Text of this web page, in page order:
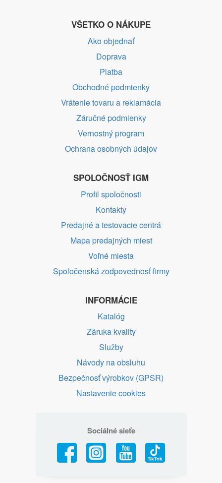
VŠETKO O NÁKUPE
Ako objednať
Doprava
Platba
Obchodné podmienky
Vrátenie tovaru a reklamácia
Záručné podmienky
Vernostný program
Ochrana osobných údajov
SPOLOČNOSŤ IGM
Profil spoločnosti
Kontakty
Predajné a testovacie centrá
Mapa predajných miest
Voľné miesta
Spoločenská zodpovednosť firmy
INFORMÁCIE
Katalóg
Záruka kvality
Služby
Návody na obsluhu
Bezpečnosť výrobkov (GPSR)
Nastavenie cookies
Sociálné sieťe